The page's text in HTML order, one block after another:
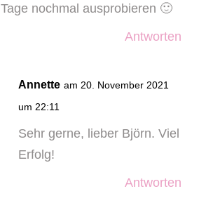
Tage nochmal ausprobieren 🙂
Antworten
Annette am 20. November 2021
um 22:11
Sehr gerne, lieber Björn. Viel
Erfolg!
Antworten